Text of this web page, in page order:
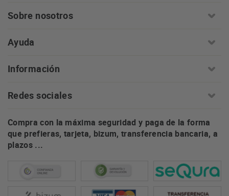
Sobre nosotros
Ayuda
Información
Redes sociales
Compra con la máxima seguridad y paga de la forma
que prefieras, tarjeta, bizum, transferencia bancaria, a
plazos ...